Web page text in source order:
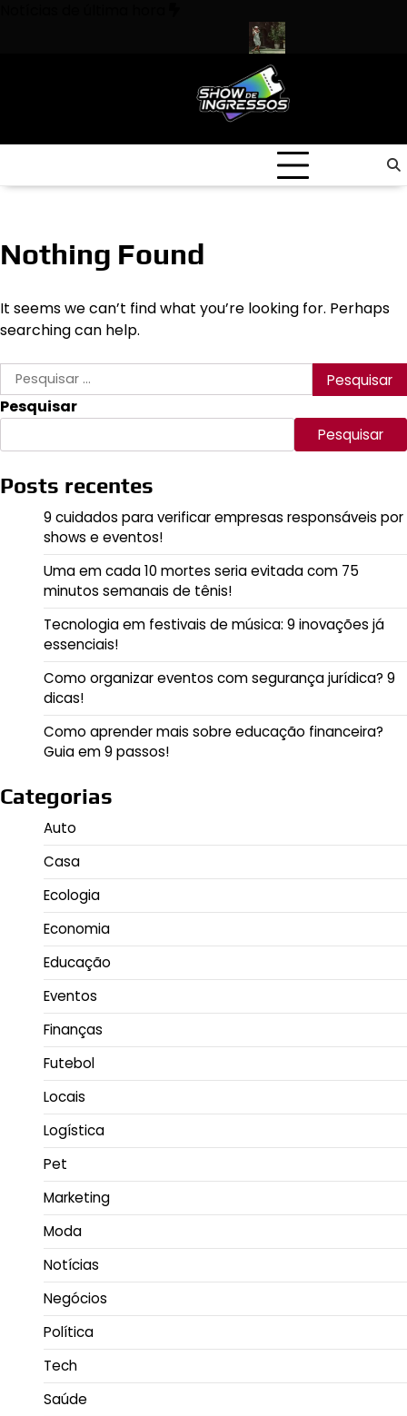
Uma em cada 10 mortes
Nothing Found
It seems we can’t find what you’re looking for. Perhaps
searching can help.
Pesquisar
por:
Pesquisar
Pesquisar
Posts recentes
9 cuidados para verificar empresas responsáveis por
shows e eventos!
Uma em cada 10 mortes seria evitada com 75
minutos semanais de tênis!
Tecnologia em festivais de música: 9 inovações já
essenciais!
Como organizar eventos com segurança jurídica? 9
dicas!
Como aprender mais sobre educação financeira?
Guia em 9 passos!
Categorias
Auto
Casa
Ecologia
Economia
Educação
Eventos
Finanças
Futebol
Locais
Logística
Pet
Marketing
Moda
Notícias
Negócios
Política
Tech
Saúde